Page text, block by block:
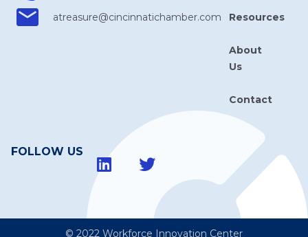
atreasure​@cincinnatichamber​.com Resources
About
Us
Contact
FOLLOW US
© 2022 Workforce Innovation Center